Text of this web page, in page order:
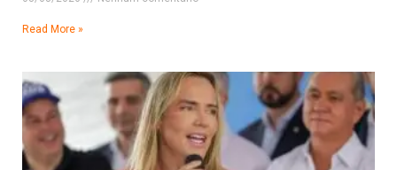
Read More »